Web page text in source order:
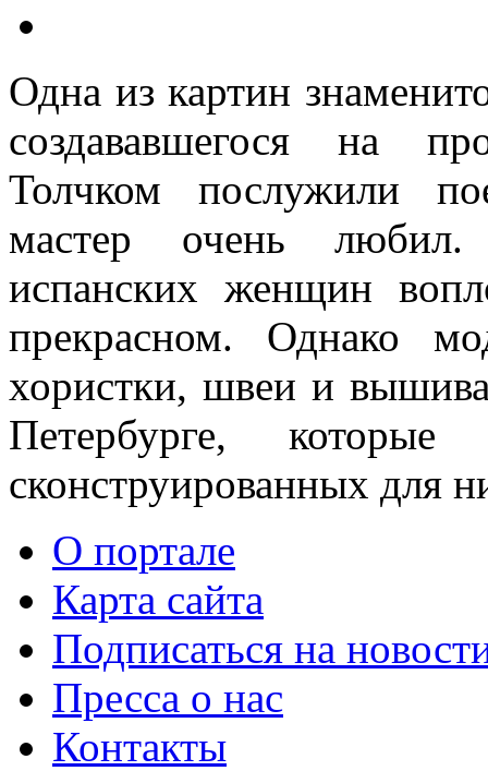
Одна из картин
создававшегося на
Толчком послужили
мастер очень любил.
испанских женщин
прекрасном. Однако
хористки, швеи и
Петербурге,
сконструированных для
О портале
Карта сайта
Подписаться на
Пресса о нас
Контакты